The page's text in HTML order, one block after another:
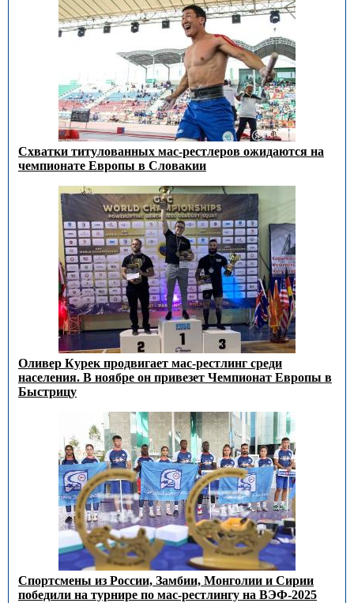
Схватки титулованных мас-рестлеров ожидаются на
чемпионате Европы в Словакии
Оливер Курек продвигает мас-рестлинг среди
населения. В ноябре он привезет Чемпионат Европы в
Быстрицу
Спортсмены из России, Замбии, Монголии и Сирии
победили на турнире по мас-рестлингу на ВЭФ-2025